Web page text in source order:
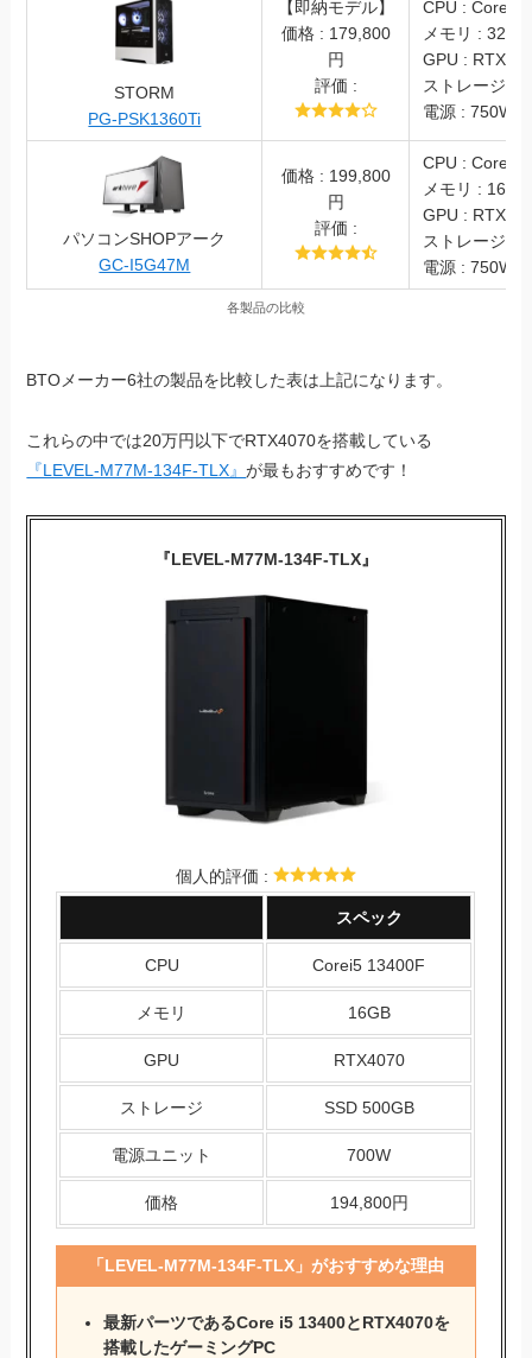
STORM
PG-PSK1360Ti
【即納モデル】
価格 : 179,800
円
評価 :
CPU : Core i5
メモリ :
GPU :
ストレージ :
電源 :
パソコンSHOPアーク
GC-I5G47M
価格 : 199,800
円
評価 :
CPU : Core i5
メモリ :
GPU :
ストレージ :
電源 : 750W
各製品の比較
BTOメーカー6社の製品を比較した表は上記になります。
これらの中では20万円以下でRTX4070を搭載している
『LEVEL-M77M-134F-TLX』が最もおすすめです！
『LEVEL-M77M-134F-TLX』
個人的評価 :
スペック
CPU Corei5 13400F
メモリ 16GB
GPU RTX4070
ストレージ SSD 500GB
電源ユニット 700W
価格 194,800円
「 LEVEL-M77M-134F-TLX 」がおすすめな理由
最新パーツであるCore i5 13400とRTX4070を
搭載したゲーミングPC